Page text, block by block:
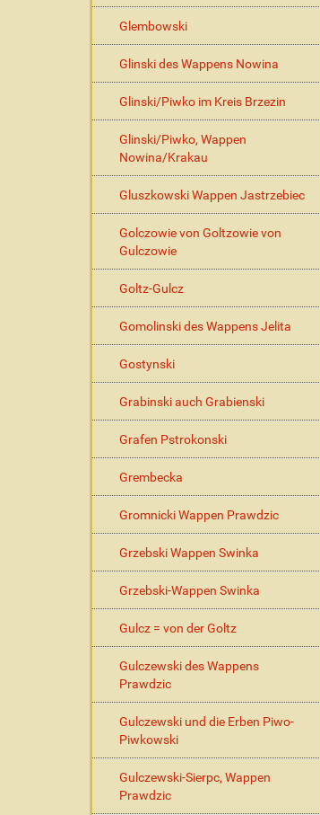
Glembowski
Glinski des Wappens Nowina
Glinski/Piwko im Kreis Brzezin
Glinski/Piwko, Wappen
Nowina/Krakau
Gluszkowski Wappen Jastrzebiec
Golczowie von Goltzowie von
Gulczowie
Goltz-Gulcz
Gomolinski des Wappens Jelita
Gostynski
Grabinski auch Grabienski
Grafen Pstrokonski
Grembecka
Gromnicki Wappen Prawdzic
Grzebski Wappen Swinka
Grzebski-Wappen Swinka
Gulcz = von der Goltz
Gulczewski des Wappens
Prawdzic
Gulczewski und die Erben Piwo-
Piwkowski
Gulczewski-Sierpc, Wappen
Prawdzic